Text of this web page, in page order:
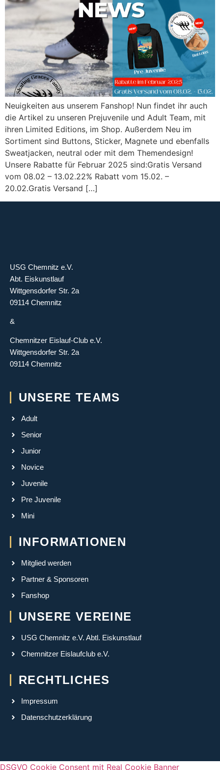
Neuigkeiten aus unserem Fanshop! Nun findet ihr auch
die Artikel zu unseren Prejuvenile und Adult Team, mit
ihren Limited Editions, im Shop. Außerdem Neu im
Sortiment sind Buttons, Sticker, Magnete und ebenfalls
Sweatjacken, neutral oder mit dem Themendesign!
Unsere Rabatte für Februar 2025 sind:Gratis Versand
vom 08.02 – 13.02.22% Rabatt vom 15.02. –
20.02.Gratis Versand […]
USG Chemnitz e.V.
Abt. Eiskunstlauf
Wittgensdorfer Str. 2a
09114 Chemnitz
&
Chemnitzer Eislauf-Club e.V.
Wittgensdorfer Str. 2a
09114 Chemnitz
UNSERE TEAMS
Adult
Senior
Junior
Novice
Juvenile
Pre Juvenile
Mini
INFORMATIONEN
Mitglied werden
Partner & Sponsoren
Fanshop
UNSERE VEREINE
USG Chemnitz e.V. Abtl. Eiskunstlauf
Chemnitzer Eislaufclub e.V.
RECHTLICHES
Impressum
Datenschutzerklärung
DSGVO Cookie Consent mit Real Cookie Banner